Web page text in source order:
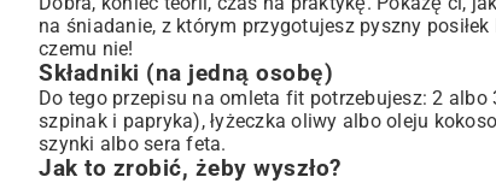
na śniadanie, z którym przygotujesz pyszny
czemu nie!
Składniki (na jedną osobę)
Do tego przepisu na omleta fit potrzebujesz: 2
szpinak i papryka), łyżeczka oliwy albo oleju
szynki albo sera feta.
Jak to zrobić, żeby wyszło?